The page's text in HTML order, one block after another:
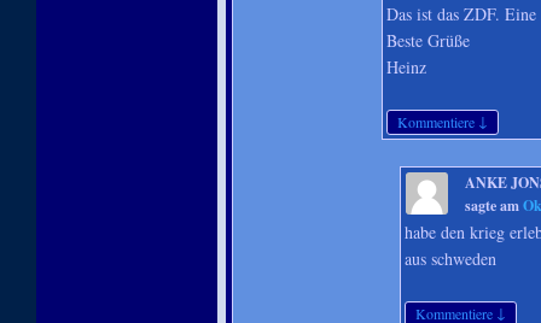
Das ist das ZDF.
Beste Grüße
Heinz
Kommentiere ↓
ANKE
sagte am
habe den krieg
aus schweden
Kommentiere ↓